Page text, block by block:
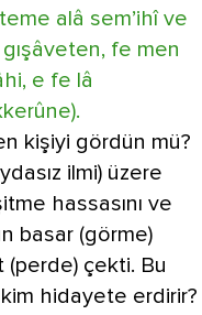
alâ sem’ihî ve
fe men
e fe lâ
kişiyi gördün mü?
ilmi) üzere
hassasını ve
basar (görme)
(perde) çekti. Bu
hidayete erdirir?